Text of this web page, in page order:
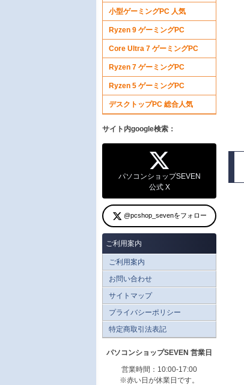
小型ゲーミングPC 人気
Ryzen 9 ゲーミングPC
Core Ultra 7 ゲーミングPC
Ryzen 7 ゲーミングPC
Ryzen 5 ゲーミングPC
デスクトップPC 総合人気
サイト内google検索：
パソコンショップSEVEN
公式 X
@pcshop_sevenをフォロー
ご利用案内
ご利用案内
お問い合わせ
サイトマップ
プライバシーポリシー
特定商取引法表記
パソコンショップSEVEN 営業日
営業時間：10:00-17:00
※赤い日が休業日です。